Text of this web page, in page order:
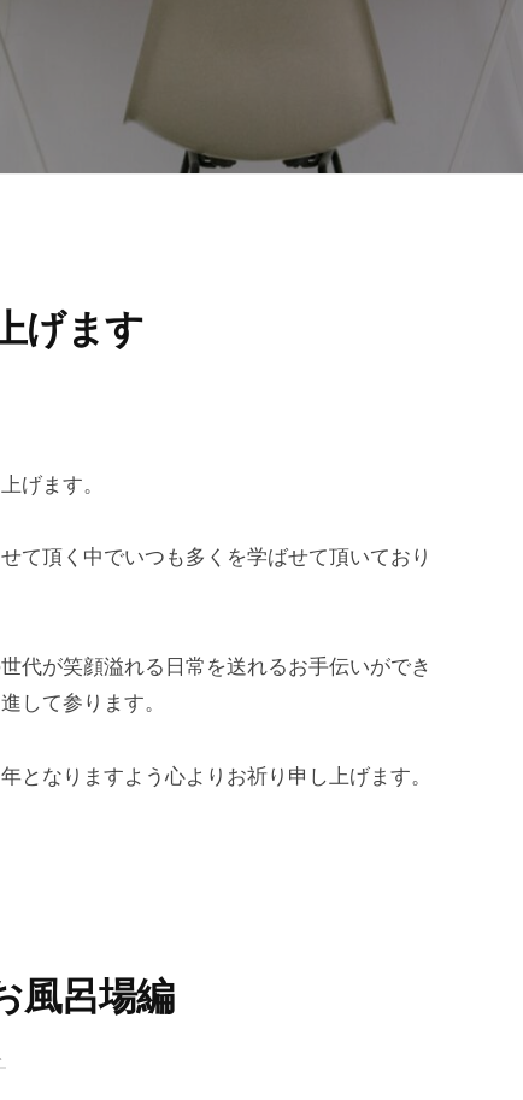
げます
げます。
て頂く中でいつも多くを学ばせて頂いており
代が笑顔溢れる日常を送れるお手伝いができ
して参ります。
となりますよう心よりお祈り申し上げます。
風呂場編